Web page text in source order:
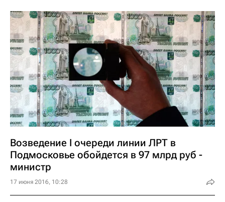
Возведение I очереди линии ЛРТ в
Подмосковье обойдется в 97 млрд руб -
министр
17 июня 2016, 10:28